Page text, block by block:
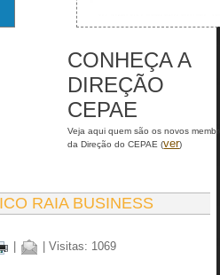
CONHEÇA A
DIREÇÃO
CEPAE
Veja aqui quem são os novos
da Direção do CEPAE (ver)
RAIA BUSINESS
| Visitas: 1069